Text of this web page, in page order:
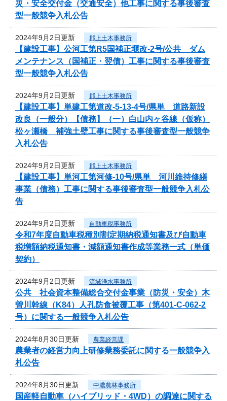
災・安全交付金（交通安全）他工事に関する事後審査
型一般競争入札公告
2024年9月2日更新 郡上土木事務所
【建設工事】公河工第R5国補正堰改-2号/公共 ダム
メンテナンス（国補正・翌債）工事に関する事後審査
型一般競争入札公告
2024年9月2日更新 郡上土木事務所
【建設工事】単建工第道改-5-13-4号/県単 道路新設
改良（一般分）【債務】（一）白山内ヶ谷線（仮称）
松ヶ瀬橋 補強土壁工事に関する事後審査型一般競争
入札公告
2024年9月2日更新 郡上土木事務所
【建設工事】単河工第河修-10号/県単 河川維持修繕
事業（債務）工事に関する事後審査型一般競争入札公
告
2024年9月2日更新 自動車税事務所
令和7年度自動車税種別割定期納税通知書及び自動車
税増額納税通知書・減額通知書作成等業務一式（単価
契約）
2024年9月2日更新 流域浄水事務所
公共 社会資本整備総合交付金事業（防災・安全）木
曽川幹線（K84）人孔防食被覆工事（第401-C-062-2
号）に関する一般競争入札公告
2024年8月30日更新 農業経営課
農業者の経営力向上研修業務委託に関する一般競争入
札公告
2024年8月30日更新 中濃農林事務所
国産軽自動車（ハイブリッド・4WD）の調達に関する